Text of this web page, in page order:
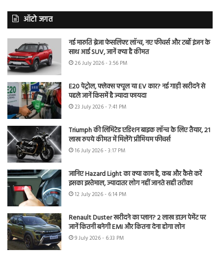
ऑटो जगत
नई मारुति ब्रेजा फेसलिफ्ट लॉन्च, नए फीचर्स और टर्बो इंजन के
साथ आई SUV, जानें क्या है कीमत
26 July 2026 - 3:56 PM
E20 पेट्रोल, फ्लेक्स फ्यूल या EV कार? नई गाड़ी खरीदने से
पहले जानें किसमें है ज्यादा फायदा
23 July 2026 - 7:41 PM
Triumph की लिमिटेड एडिशन बाइक लॉन्च के लिए तैयार, 21
लाख रुपये कीमत में मिलेंगे प्रीमियम फीचर्स
16 July 2026 - 3:17 PM
जानिए Hazard Light का क्या काम है, कब और कैसे करें
इसका इस्तेमाल, ज्यादातर लोग नहीं जानते सही तरीका
12 July 2026 - 6:14 PM
Renault Duster खरीदने का प्लान? 2 लाख डाउन पेमेंट पर
जानें कितनी बनेगी EMI और कितना देना होगा लोन
9 July 2026 - 6:33 PM